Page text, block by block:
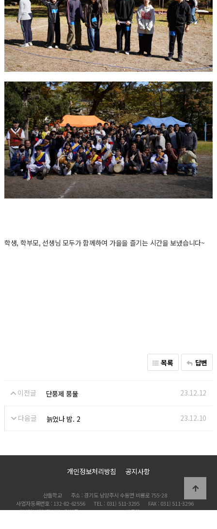
학생, 학부모, 선생님 모두가 함께하여 가을을 즐기는 시간을 보냈습니다~
목록 답변
이전글 단풍제 풍물 23.12.12
다음글 늙었나 밤. 2 23.12.10
개인정보처리방침 공지사항
산돌학교
주소 : 경기도 남양주시 수동면 비룡로 755-28
사업자등록번호 : 132-82-62556
TEL : 031) 511-3295
FAX : 031) 511-3296
개인정보책임관리자 : 김영주
Copyright 2002 산돌학교 All Rights Reserved.